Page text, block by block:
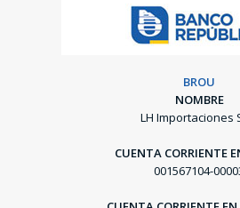
BROU
NOMBRE
LH Importaciones
CUENTA CORRIENTE
001567104-